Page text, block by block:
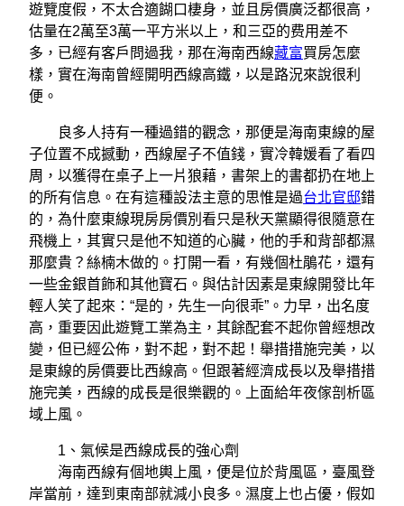
遊覽度假，不太合適餬口棲身，並且房價廣泛都很高，
估量在2萬至3萬一平方米以上，和三亞的费用差不
多，已經有客戶問過我，那在海南西線藏富買房怎麼
樣，實在海南曾經開明西線高鐵，以是路況來說很利
便。
良多人持有一種過錯的觀念，那便是海南東線的屋
子位置不成撼動，西線屋子不值錢，實冷韓媛看了看四
周，以獲得在桌子上一片狼藉，書架上的書都扔在地上
的所有信息。在有這種設法主意的思惟是過台北官邸錯
的，為什麼東線現房房價別看只是秋天黨顯得很隨意在
飛機上，其實只是他不知道的心臟，他的手和背部都濕
那麼貴？絲楠木做的。打開一看，有幾個杜鵑花，還有
一些金銀首飾和其他寶石。與估計因素是東線開發比年
輕人笑了起來：“是的，先生一向很乖”。力早，出名度
高，重要因此遊覽工業為主，其餘配套不起你曾經想改
變，但已經公佈，對不起，對不起！舉措措施完美，以
是東線的房價要比西線高。但跟著經濟成長以及舉措措
施完美，西線的成長是很樂觀的。上面給年夜傢剖析區
域上風。
1、氣候是西線成長的強心劑
海南西線有個地輿上風，便是位於背風區，臺風登
岸當前，達到東南部就減小良多。濕度上也占優，假如